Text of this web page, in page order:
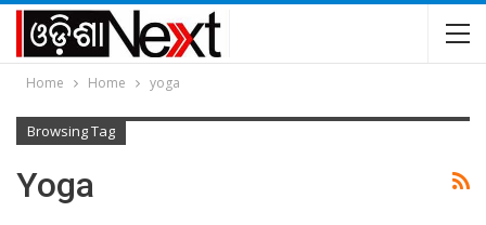
Home Home yoga
Browsing Tag
Yoga